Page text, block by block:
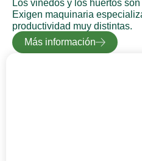
Los viñedos y los huertos
Exigen maquinaria
productividad muy distintas.
Más información